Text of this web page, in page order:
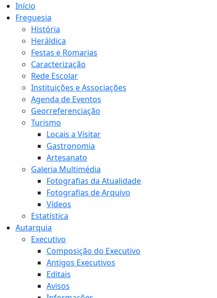
Início
Freguesia
História
Heráldica
Festas e Romarias
Caracterização
Rede Escolar
Instituições e Associações
Agenda de Eventos
Georreferenciação
Turismo
Locais a Visitar
Gastronomia
Artesanato
Galeria Multimédia
Fotografias da Atualidade
Fotografias de Arquivo
Vídeos
Estatística
Autarquia
Executivo
Composição do Executivo
Antigos Executivos
Editais
Avisos